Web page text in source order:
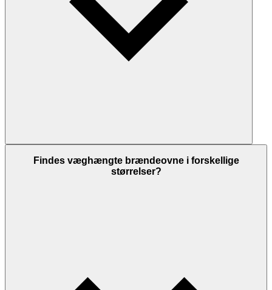
Findes væghængte brændeovne i forskellige
størrelser?